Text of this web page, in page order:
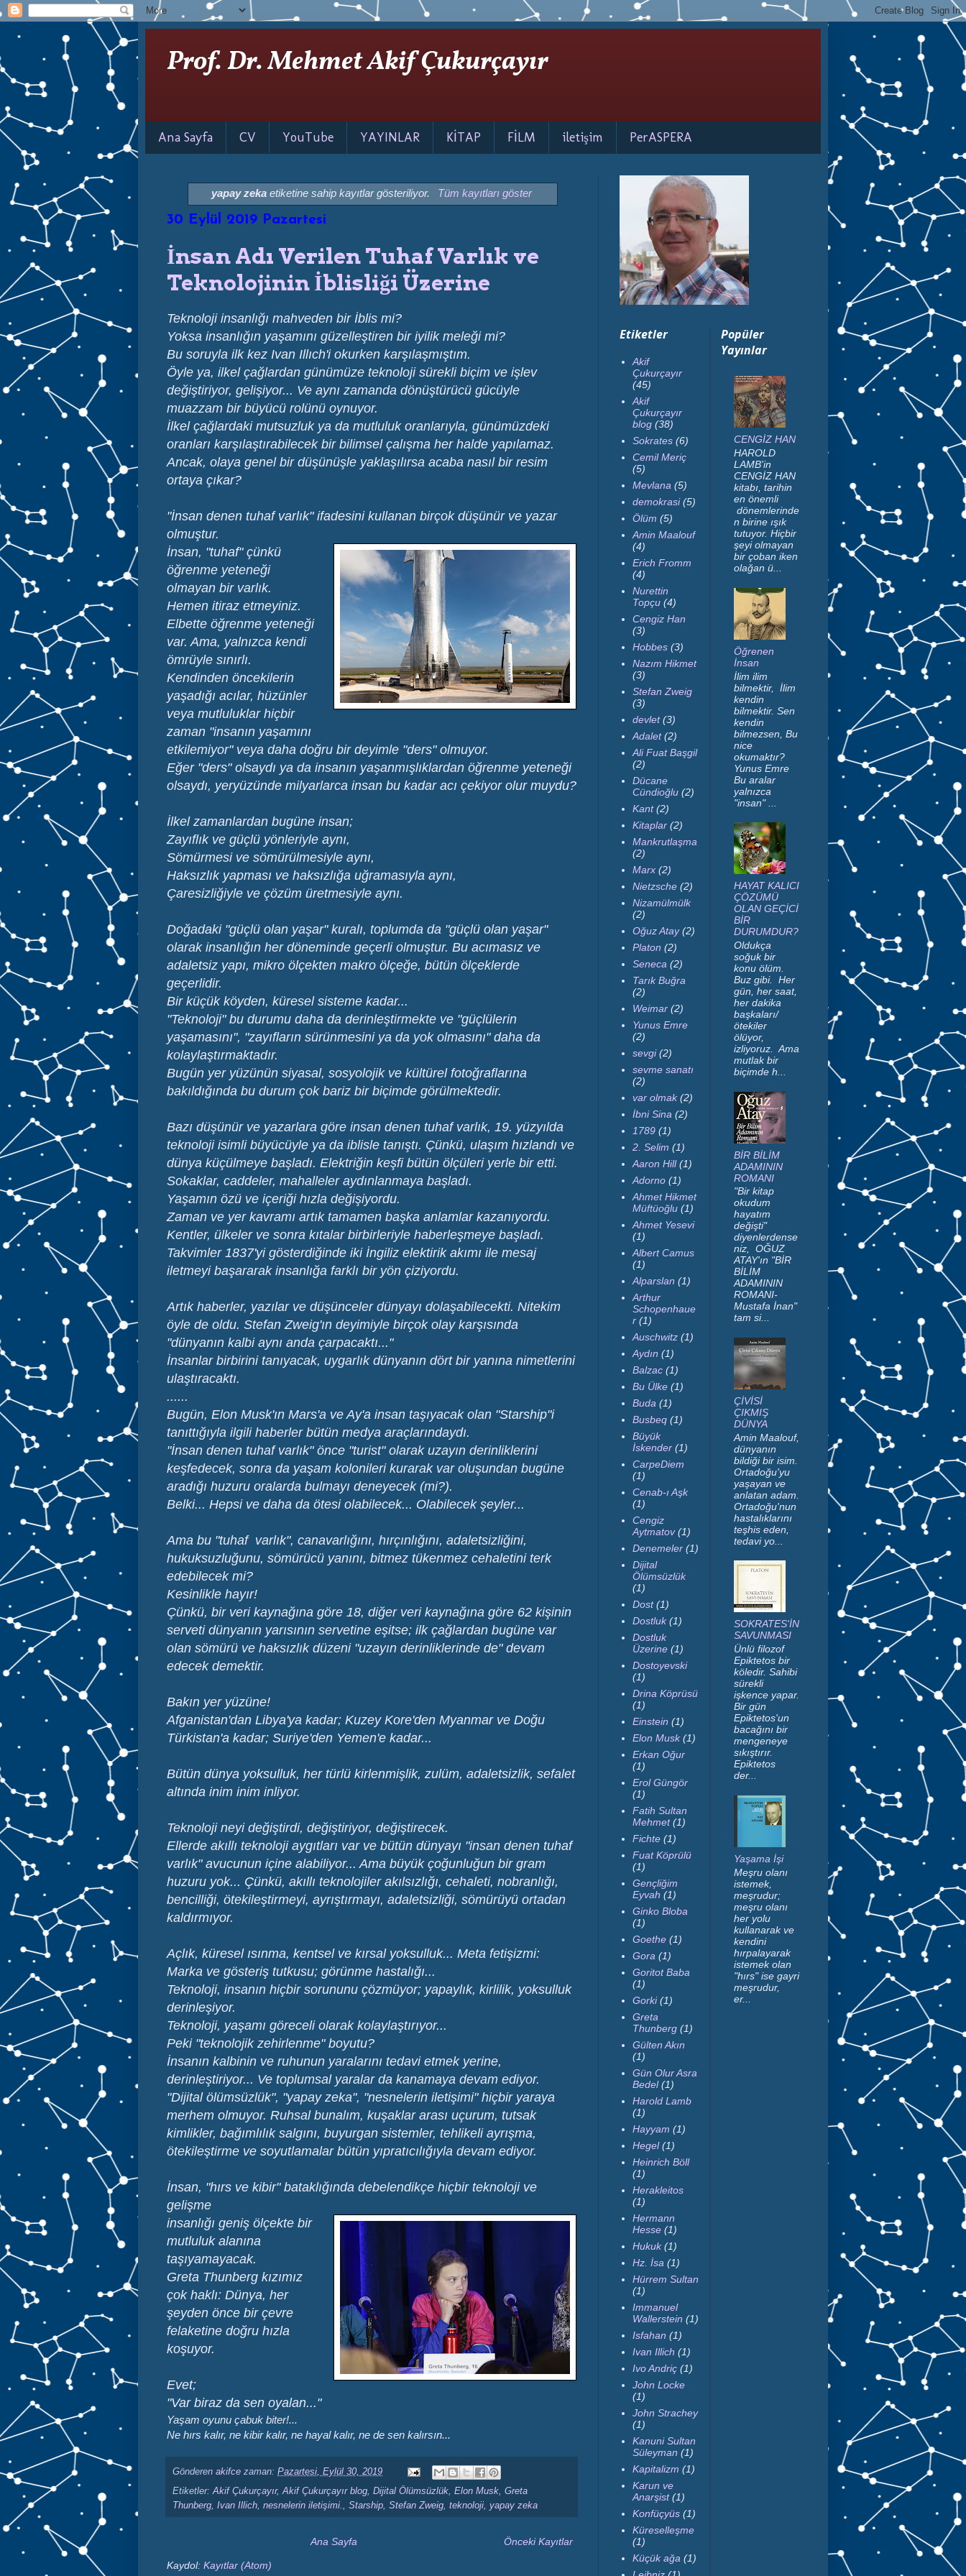
Prof. Dr. Mehmet Akif Çukurçayır
Ana Sayfa CV YouTube YAYINLAR KİTAP FİLM iletişim PerASPERA
yapay zeka etiketine sahip kayıtlar gösteriliyor. Tüm kayıtları göster
30 Eylül 2019 Pazartesi
İnsan Adı Verilen Tuhaf Varlık ve
Teknolojinin İblisliği Üzerine
Teknoloji insanlığı mahveden bir İblis mi?
Yoksa insanlığın yaşamını güzelleştiren bir iyilik meleği mi?
Bu soruyla ilk kez Ivan Illıch'i okurken karşılaşmıştım.
Öyle ya, ilkel çağlardan günümüze teknoloji sürekli biçim ve işlev
değiştiriyor, gelişiyor... Ve aynı zamanda dönüştürücü gücüyle
muazzam bir büyücü rolünü oynuyor.
İlkel çağlardaki mutsuzluk ya da mutluluk oranlarıyla, günümüzdeki
oranları karşılaştırabilecek bir bilimsel çalışma her halde yapılamaz.
Ancak, olaya genel bir düşünüşle yaklaşılırsa acaba nasıl bir resim
ortaya çıkar?
"İnsan denen tuhaf varlık" ifadesini kullanan birçok düşünür ve yazar
olmuştur.
İnsan, "tuhaf" çünkü
öğrenme yeteneği
olmayan bir varlık.
Hemen itiraz etmeyiniz.
Elbette öğrenme yeteneği
var. Ama, yalnızca kendi
ömrüyle sınırlı.
Kendinden öncekilerin
yaşadığı acılar, hüzünler
veya mutluluklar hiçbir
zaman "insanın yaşamını
etkilemiyor" veya daha doğru bir deyimle "ders" olmuyor.
Eğer "ders" olsaydı ya da insanın yaşanmışlıklardan öğrenme yeteneği
olsaydı, yeryüzünde milyarlarca insan bu kadar acı çekiyor olur muydu?
İlkel zamanlardan bugüne insan;
Zayıflık ve güçlü yönleriyle aynı,
Sömürmesi ve sömürülmesiyle aynı,
Haksızlık yapması ve haksızlığa uğramasıyla aynı,
Çaresizliğiyle ve çözüm üretmesiyle aynı.
Doğadaki "güçlü olan yaşar" kuralı, toplumda da "güçlü olan yaşar"
olarak insanlığın her döneminde geçerli olmuştur. Bu acımasız ve
adaletsiz yapı, mikro ölçekten makro ölçeğe, bütün ölçeklerde
geçerlidir.
Bir küçük köyden, küresel sisteme kadar...
"Teknoloji" bu durumu daha da derinleştirmekte ve "güçlülerin
yaşamasını", "zayıfların sürünmesini ya da yok olmasını" daha da
kolaylaştırmaktadır.
Bugün yer yüzünün siyasal, sosyolojik ve kültürel fotoğraflarına
bakıldığında bu durum çok bariz bir biçimde görülmektedir.
Bazı düşünür ve yazarlara göre insan denen tuhaf varlık, 19. yüzyılda
teknoloji isimli büyücüyle ya da iblisle tanıştı. Çünkü, ulaşım hızlandı ve
dünya küçülmeye başladı. Elektriğin keşfi bütün ölçüleri yerle bir etti.
Sokaklar, caddeler, mahalleler aydınlanmaya başladı.
Yaşamın özü ve içeriği hızla değişiyordu.
Zaman ve yer kavramı artık tamamen başka anlamlar kazanıyordu.
Kentler, ülkeler ve sonra kıtalar birbirleriyle haberleşmeye başladı.
Takvimler 1837'yi gösterdiğinde iki İngiliz elektirik akımı ile mesaj
iletmeyi başararak insanlığa farklı bir yön çiziyordu.
Artık haberler, yazılar ve düşünceler dünyayı dolaşabilecekti. Nitekim
öyle de oldu. Stefan Zweig'ın deyimiyle birçok olay karşısında
"dünyanın kalbi aynı anda çarpacaktı..."
İnsanlar birbirini tanıyacak, uygarlık dünyanın dört bir yanına nimetlerini
ulaştıracaktı.
......
Bugün, Elon Musk'ın Mars'a ve Ay'a insan taşıyacak olan "Starship"i
tanıttığıyla ilgili haberler bütün medya araçlarındaydı.
"İnsan denen tuhaf varlık" önce "turist" olarak uzayın derinliklerini
keşfedecek, sonra da yaşam kolonileri kurarak var oluşundan bugüne
aradığı huzuru oralarda bulmayı deneyecek (mi?).
Belki... Hepsi ve daha da ötesi olabilecek... Olabilecek şeyler...
Ama bu "tuhaf varlık", canavarlığını, hırçınlığını, adaletsizliğini,
hukuksuzluğunu, sömürücü yanını, bitmez tükenmez cehaletini terk
edebilecek mi?
Kesinlikle hayır!
Çünkü, bir veri kaynağına göre 18, diğer veri kaynağına göre 62 kişinin
serveti dünyanın yarısının servetine eşitse; ilk çağlardan bugüne var
olan sömürü ve haksızlık düzeni "uzayın derinliklerinde de" devam
edecek demektir.
Bakın yer yüzüne!
Afganistan'dan Libya'ya kadar; Kuzey Kore'den Myanmar ve Doğu
Türkistan'a kadar; Suriye'den Yemen'e kadar...
Bütün dünya yoksulluk, her türlü kirlenmişlik, zulüm, adaletsizlik, sefalet
altında inim inim inliyor.
Teknoloji neyi değiştirdi, değiştiriyor, değiştirecek.
Ellerde akıllı teknoloji aygıtları var ve bütün dünyayı "insan denen tuhaf
varlık" avucunun içine alabiliyor... Ama büyük çoğunluğun bir gram
huzuru yok... Çünkü, akıllı teknolojiler akılsızlığı, cehaleti, nobranlığı,
bencilliği, ötekileştirmeyi, ayrıştırmayı, adaletsizliği, sömürüyü ortadan
kaldırmıyor.
Açlık, küresel ısınma, kentsel ve kırsal yoksulluk... Meta fetişizmi:
Marka ve gösteriş tutkusu; görünme hastalığı...
Teknoloji, insanın hiçbir sorununu çözmüyor; yapaylık, kirlilik, yoksulluk
derinleşiyor.
Teknoloji, yaşamı göreceli olarak kolaylaştırıyor...
Peki "teknolojik zehirlenme" boyutu?
İnsanın kalbinin ve ruhunun yaralarını tedavi etmek yerine,
derinleştiriyor... Ve toplumsal yaralar da kanamaya devam ediyor.
"Dijital ölümsüzlük", "yapay zeka", "nesnelerin iletişimi" hiçbir yaraya
merhem olmuyor. Ruhsal bunalım, kuşaklar arası uçurum, tutsak
kimlikler, bağımlılık salgını, buyurgan sistemler, tehlikeli ayrışma,
ötekileştirme ve soyutlamalar bütün yıpratıcılığıyla devam ediyor.
İnsan, "hırs ve kibir" bataklığında debelendikçe hiçbir teknoloji ve
gelişme
insanlığı geniş ölçekte bir
mutluluk alanına
taşıyamayacak.
Greta Thunberg kızımız
çok haklı: Dünya, her
şeyden önce bir çevre
felaketine doğru hızla
koşuyor.
Evet;
"Var biraz da sen oyalan..."
Yaşam oyunu çabuk biter!...
Ne hırs kalır, ne kibir kalır, ne hayal kalır, ne de sen kalırsın...
Gönderen akifce zaman: Pazartesi, Eylül 30, 2019
Etiketler: Akif Çukurçayır, Akif Çukurçayır blog Dijital Ölümsüzlük Elon Musk Greta
Thunberg Ivan Illich nesnelerin iletişimi. Starship Stefan Zweig teknoloji yapay zeka
Önceki Kayıtlar
Ana Sayfa
Kaydol: Kayıtlar (Atom)
Etiketler
Akif
Çukurçayır
(45)
Akif
Çukurçayır
blog (38)
Sokrates (6)
Cemil Meriç
(5)
Mevlana (5)
demokrasi (5)
Ölüm (5)
Amin Maalouf
(4)
Erich Fromm
(4)
Nurettin
Topçu (4)
Cengiz Han
(3)
Hobbes (3)
Nazım Hikmet
(3)
Stefan Zweig
(3)
devlet (3)
Adalet (2)
Ali Fuat Başgil
(2)
Dücane
Cündioğlu (2)
Kant (2)
Kitaplar (2)
Mankrutlaşma
(2)
Marx (2)
Nietzsche (2)
Nizamülmülk
(2)
Oğuz Atay (2)
Platon (2)
Seneca (2)
Tarık Buğra
(2)
Weimar (2)
Yunus Emre
(2)
sevgi (2)
sevme sanatı
(2)
var olmak (2)
İbni Sina (2)
1789 (1)
2. Selim (1)
Aaron Hill (1)
Adorno (1)
Ahmet Hikmet
Müftüoğlu (1)
Ahmet Yesevi
(1)
Albert Camus
(1)
Alparslan (1)
Arthur
Schopenhaue
r (1)
Auschwitz (1)
Aydın (1)
Balzac (1)
Bu Ülke (1)
Buda (1)
Busbeq (1)
Büyük
İskender (1)
CarpeDiem
(1)
Cenab-ı Aşk
(1)
Cengiz
Aytmatov (1)
Denemeler (1)
Dijital
Ölümsüzlük
(1)
Dost (1)
Dostluk (1)
Dostluk
Üzerine (1)
Dostoyevski
(1)
Drina Köprüsü
(1)
Einstein (1)
Elon Musk (1)
Erkan Oğur
(1)
Erol Güngör
(1)
Fatih Sultan
Mehmet (1)
Fichte (1)
Fuat Köprülü
(1)
Gençliğim
Eyvah (1)
Ginko Bloba
(1)
Goethe (1)
Gora (1)
Goritot Baba
(1)
Gorki (1)
Greta
Thunberg (1)
Gülten Akın
(1)
Gün Olur Asra
Bedel (1)
Harold Lamb
(1)
Hayyam (1)
Hegel (1)
Heinrich Böll
(1)
Herakleitos
(1)
Hermann
Hesse (1)
Hukuk (1)
Hz. İsa (1)
Hürrem Sultan
(1)
Immanuel
Wallerstein (1)
Isfahan (1)
Ivan Illich (1)
Ivo Andriç (1)
John Locke
(1)
John Strachey
(1)
Kanuni Sultan
Süleyman (1)
Kapitalizm (1)
Karun ve
Anarşist (1)
Konfüçyüs (1)
Küreselleşme
(1)
Küçük ağa (1)
Popüler
Yayınlar
CENGİZ HAN
HAROLD
LAMB'in
CENGİZ HAN
kitabı, tarihin
en önemli
dönemlerinde
n birine ışık
tutuyor. Hiçbir
şeyi olmayan
bir çoban iken
olağan ü...
Öğrenen
İnsan
İlim ilim
bilmektir, İlim
kendin
bilmektir. Sen
kendin
bilmezsen, Bu
nice
okumaktır?
Yunus Emre
Bu aralar
yalnızca
"insan" ...
HAYAT KALICI
ÇÖZÜMÜ
OLAN GEÇİCİ
BİR
DURUMDUR?
Oldukça
soğuk bir
konu ölüm.
Buz gibi. Her
gün, her saat,
her dakika
başkaları/
ötekiler
ölüyor,
izliyoruz. Ama
mutlak bir
biçimde h...
BİR BİLİM
ADAMININ
ROMANI
"Bir kitap
okudum
hayatım
değişti"
diyenlerdense
niz, OĞUZ
ATAY'ın "BİR
BİLİM
ADAMININ
ROMANI-
Mustafa İnan"
tam si...
ÇİVİSİ
ÇIKMIŞ
DÜNYA
Amin Maalouf,
dünyanın
bildiği bir isim.
Ortadoğu'yu
yaşayan ve
anlatan adam.
Ortadoğu'nun
hastalıklarını
teşhis eden,
tedavi yo...
SOKRATES'İN
SAVUNMASI
Ünlü filozof
Epiktetos bir
köledir. Sahibi
sürekli
işkence yapar.
Bir gün
Epiktetos'un
bacağını bir
mengeneye
sıkıştırır.
Epiktetos
der...
Yaşama İşi
Meşru olanı
istemek,
meşrudur;
meşru olanı
her yolu
kullanarak ve
kendini
hırpalayarak
istemek olan
"hırs" ise gayri
meşrudur,
er...